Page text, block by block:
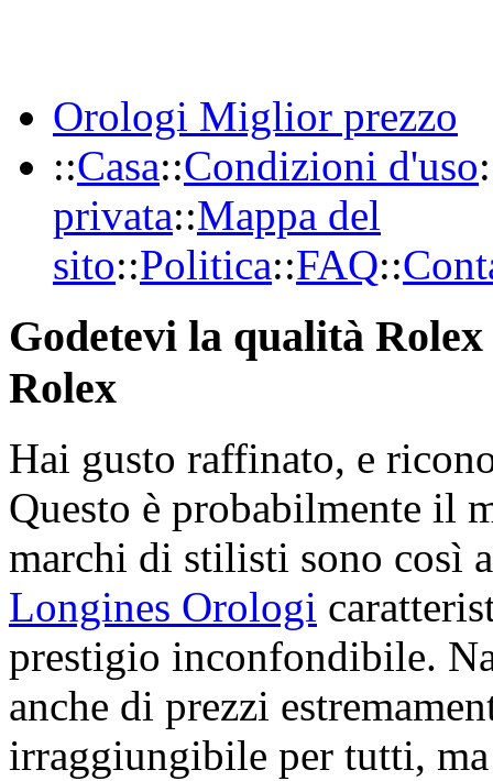
Orologi Miglior prezzo
::Casa::Condizioni d'uso
privata::Mappa del
sito::Politica::FAQ::
Godetevi la qualità
Rolex
Hai gusto raffinato, e
Questo è probabilmente il
marchi di stilisti sono così
Longines Orologi
prestigio inconfondibile.
anche di prezzi
irraggiungibile per tutti,